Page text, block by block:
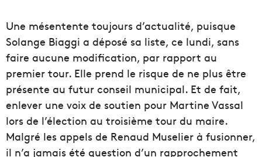
Une mésentente toujours d’actualité, puisque
Solange Biaggi a déposé sa liste, ce lundi, sans
faire aucune modification, par rapport au
premier tour. Elle prend le risque de ne plus être
présente au futur conseil municipal. Et de fait,
enlever une voix de soutien pour Martine Vassal
lors de l’élection au troisième tour du maire.
Malgré les appels de Renaud Muselier à fusionner,
il n’a jamais été question d’un rapprochement